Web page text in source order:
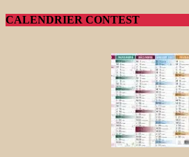
CALENDRIER CONTEST